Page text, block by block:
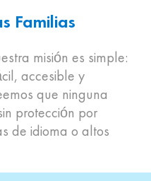
Familias
misión es simple:
accesible y
que ninguna
protección por
de idioma o altos